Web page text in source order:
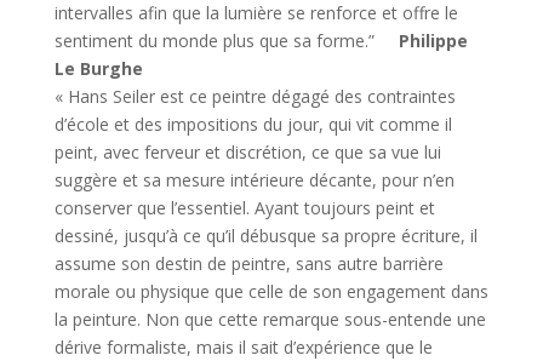
intervalles afin que la lumière se renforce et offre le
sentiment du monde plus que sa forme.”
Philippe
Le Burghe
« Hans Seiler est ce peintre dégagé des contraintes
d’école et des impositions du jour, qui vit comme il
peint, avec ferveur et discrétion, ce que sa vue lui
suggère et sa mesure intérieure décante, pour n’en
conserver que l’essentiel. Ayant toujours peint et
dessiné, jusqu’à ce qu’il débusque sa propre écriture, il
assume son destin de peintre, sans autre barrière
morale ou physique que celle de son engagement dans
la peinture. Non que cette remarque sous-entende une
dérive formaliste, mais il sait d’expérience que le